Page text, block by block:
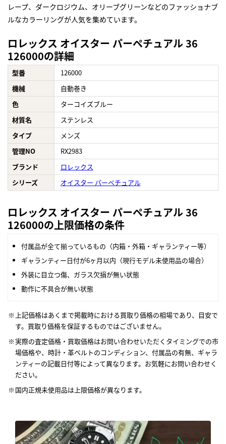
レープ、ダークロジウム、オリーブグリーンなどのファッショナブ
ルなカラーリングが人気を集めています。
ロレックス オイスター パーペチュアル 36
126000の詳細
型番
126000
機械
自動巻き
色
ターコイズブルー
材質名
ステンレス
タイプ
メンズ
管理NO
RX2983
ブランド
ロレックス
シリーズ
オイスター パーペチュアル
ロレックス オイスター パーペチュアル 36
126000の上限価格の条件
付属品が全て揃っているもの（内箱・外箱・ギャランティー等）
ギャランティー日付が6ヶ月以内（現行モデル未使用品の場合）
外装に目立つ傷、ガラス欠損が無い状態
動作に不具合が無い状態
上記価格はあくまで掲載時における買取り価格の相場であり、目安で
す。買取り価格を保証するものではございません。
実際の査定価格・買取価格はお問い合わせいただくタイミングでの市
場価格や、時計・革ベルトのコンディション、付属品の有無、ギャラ
ンティーの記載日付等によって異なります。お気軽にお問い合わせく
ださい。
国内正規未使用品は上限価格が異なります。